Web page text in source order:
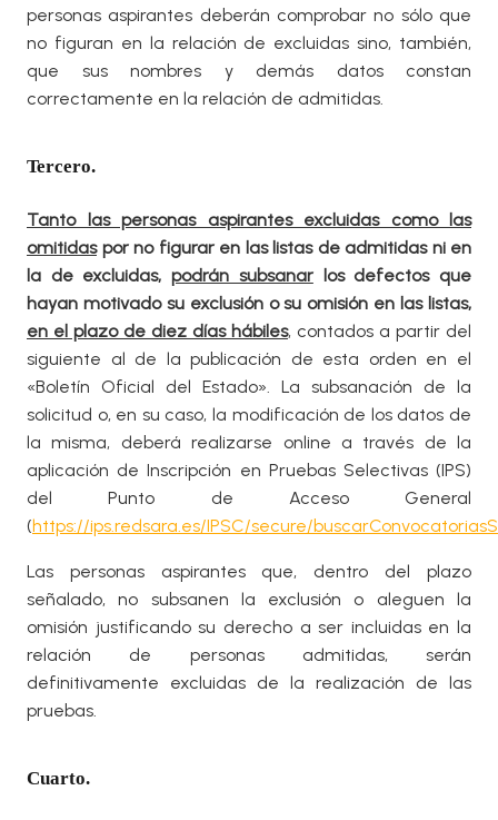
personas aspirantes deberán comprobar no sólo que
no figuran en la relación de excluidas sino, también,
que sus nombres y demás datos constan
correctamente en la relación de admitidas.
Tercero.
Tanto las personas aspirantes excluidas como las
omitidaspor no figurar en las listas de admitidas ni en
la de excluidas,podrán subsanarlos defectos que
hayan motivado su exclusión o su omisión en las listas,
en el plazo de diez días hábiles, contados a partir del
siguiente al de la publicación de esta orden en el
«Boletín Oficial del Estado». La subsanación de la
solicitud o, en su caso, la modificación de los datos de
la misma, deberá realizarse online a través de la
aplicación de Inscripción en Pruebas Selectivas (IPS)
del Punto de Acceso General
(https://ips.redsara.es/IPSC/secure/
Las personas aspirantes que, dentro del plazo
señalado, no subsanen la exclusión o aleguen la
omisión justificando su derecho a ser incluidas en la
relación de personas admitidas, serán
definitivamente excluidas de la realización de las
pruebas.
Cuarto.